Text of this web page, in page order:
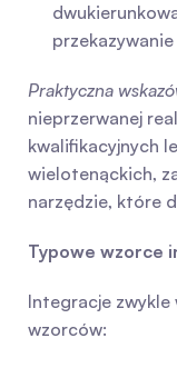
Praktyczna
nieprzerwanej
kwalifikacyjnych
wielotenąckich,
narzędzie, które
Typowe wzorce
Integracje zwykle
wzorców: